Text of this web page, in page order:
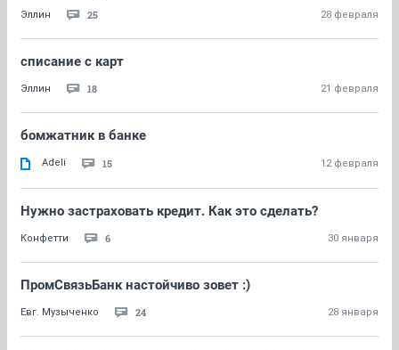
Эллин 25 28 февраля
списание с карт
Эллин 18 21 февраля
бомжатник в банке
Adeli 15 12 февраля
Нужно застраховать кредит. Как это сделать?
Конфетти 6 30 января
ПромСвязьБанк настойчиво зовет :)
Евг. Музыченко 24 28 января